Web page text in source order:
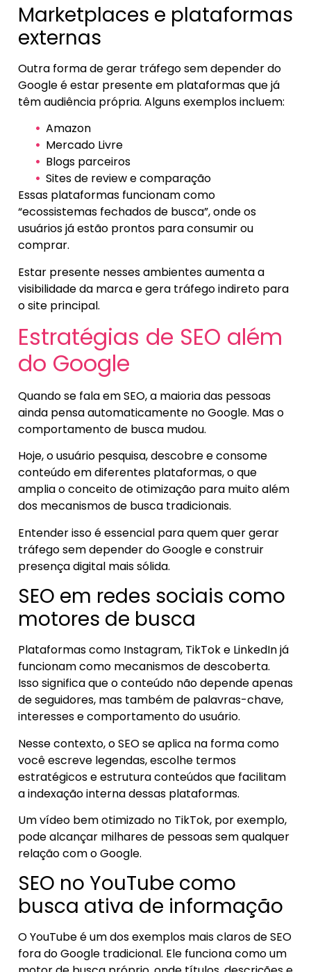
Marketplaces e plataformas
externas
Outra forma de gerar tráfego sem depender do
Google é estar presente em plataformas que já
têm audiência própria. Alguns exemplos incluem:
Amazon
Mercado Livre
Blogs parceiros
Sites de review e comparação
Essas plataformas funcionam como
“ecossistemas fechados de busca”, onde os
usuários já estão prontos para consumir ou
comprar.
Estar presente nesses ambientes aumenta a
visibilidade da marca e gera tráfego indireto para
o site principal.
Estratégias de SEO além
do Google
Quando se fala em SEO, a maioria das pessoas
ainda pensa automaticamente no Google. Mas o
comportamento de busca mudou.
Hoje, o usuário pesquisa, descobre e consome
conteúdo em diferentes plataformas, o que
amplia o conceito de otimização para muito além
dos mecanismos de busca tradicionais.
Entender isso é essencial para quem quer gerar
tráfego sem depender do Google e construir
presença digital mais sólida.
SEO em redes sociais como
motores de busca
Plataformas como Instagram, TikTok e LinkedIn já
funcionam como mecanismos de descoberta.
Isso significa que o conteúdo não depende apenas
de seguidores, mas também de palavras-chave,
interesses e comportamento do usuário.
Nesse contexto, o SEO se aplica na forma como
você escreve legendas, escolhe termos
estratégicos e estrutura conteúdos que facilitam
a indexação interna dessas plataformas.
Um vídeo bem otimizado no TikTok, por exemplo,
pode alcançar milhares de pessoas sem qualquer
relação com o Google.
SEO no YouTube como
busca ativa de informação
O YouTube é um dos exemplos mais claros de SEO
fora do Google tradicional. Ele funciona como um